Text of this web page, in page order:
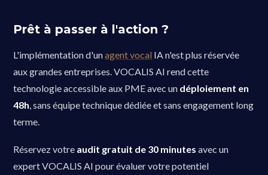
Prêt à passer à l'action ?
L'implémentation d'unagent vocal IA n'est plus réservée
aux grandes entreprises. VOCALIS AI rend cette
technologie accessible aux PME avec un déploiement en
48h, sans équipe technique dédiée et sans engagement long
terme.
Réservez votre audit gratuit de 30 minutes avec un
expert VOCALIS AI pour évaluer votre potentiel